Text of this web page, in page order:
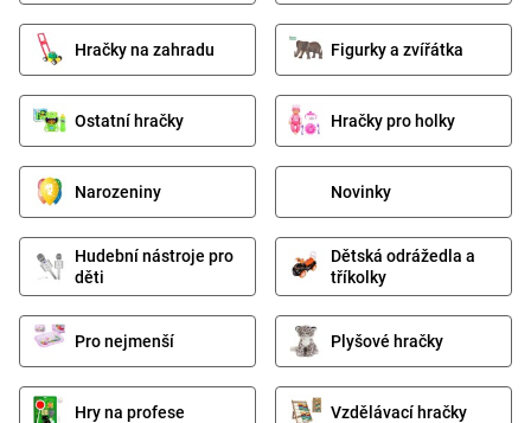
Hračky na zahradu Figurky a zvířátka
Ostatní hračky Hračky pro holky
Narozeniny Novinky
Hudební nástroje pro
děti
Dětská odrážedla a
tříkolky
Pro nejmenší Plyšové hračky
Hry na profese Vzdělávací hračky